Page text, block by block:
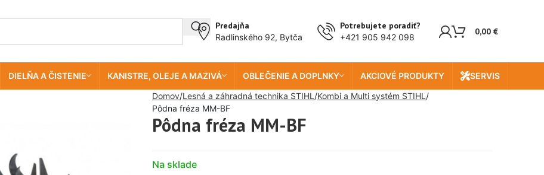
Predajňa
Radlinského 92, Bytča
Potrebujete poradiť?
+421 905 942 098
0,00 €
DIELŇA A ČISTENIE KANISTRE, OLEJE A MAZIVÁ OBLEČENIE A DOPLNKY AKCIOVÉ PRODUKTY SERVIS
Domov Lesná a záhradná technika STIHL
Kombi a Multi systém STIHL
Pôdna fréza MM-BF
Pôdna fréza MM-BF
Na sklade